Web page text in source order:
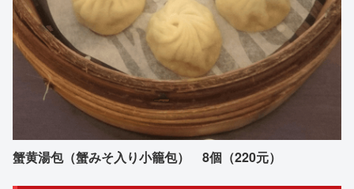
蟹黄湯包（蟹みそ入り小籠包） 8個（220元）